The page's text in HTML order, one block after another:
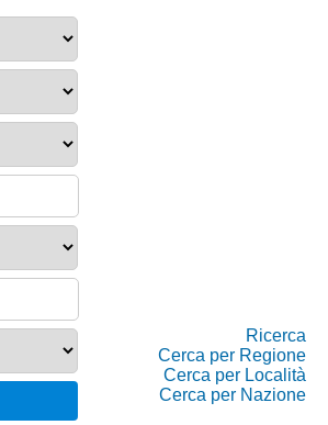
Ricerca
Cerca per Regione
Cerca per Località
Cerca per Nazione